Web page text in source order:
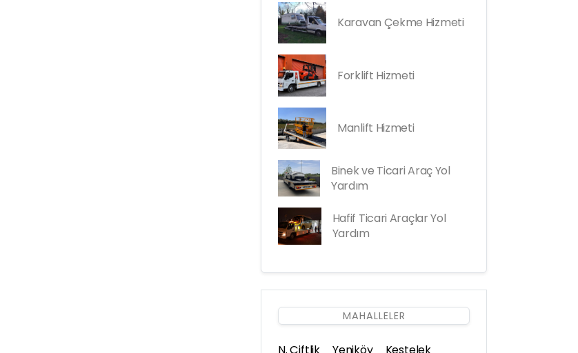
Karavan Çekme Hizmeti
Forklift Hizmeti
Manlift Hizmeti
Binek ve Ticari Araç Yol
Yardım
Hafif Ticari Araçlar Yol
Yardım
MAHALLELER